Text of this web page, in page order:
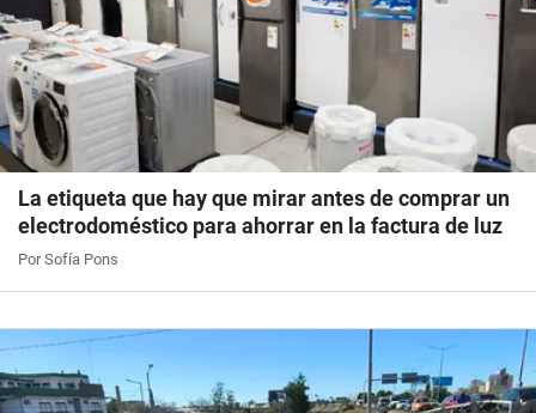
La etiqueta que hay que mirar antes de comprar un
electrodoméstico para ahorrar en la factura de luz
Por Sofía Pons